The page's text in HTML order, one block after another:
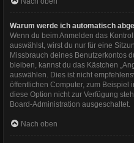
Warum werde ich automatisch
Wenn du beim Anmelden das
auswählst, wirst du nur für eine
Missbrauch deines Benutzerkontos
bleiben, kannst du das Kästchen
auswählen. Dies ist nicht
öffentlichen Computer, zum Beispiel
diese Option nicht zur Verfügung
Board-Administration ausgeschaltet.
Nach oben